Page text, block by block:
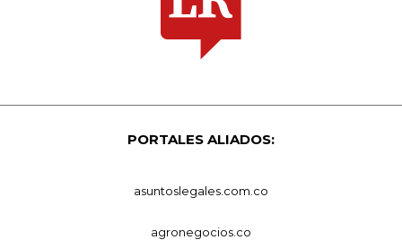
PORTALES ALIADOS:
asuntoslegales.com.co
agronegocios.co